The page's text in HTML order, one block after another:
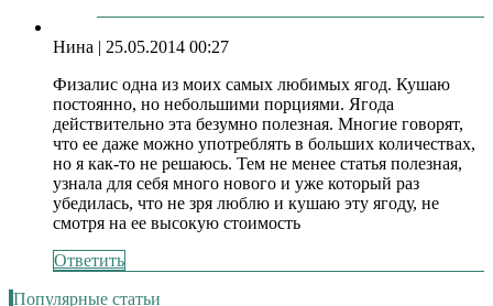
Нина | 25.05.2014 00:27
Физалис одна из моих самых любимых ягод. Кушаю
постоянно, но небольшими порциями. Ягода
действительно эта безумно полезная. Многие говорят,
что ее даже можно употреблять в больших количествах,
но я как-то не решаюсь. Тем не менее статья полезная,
узнала для себя много нового и уже который раз
убедилась, что не зря люблю и кушаю эту ягоду, не
смотря на ее высокую стоимость
Ответить
Популярные статьи